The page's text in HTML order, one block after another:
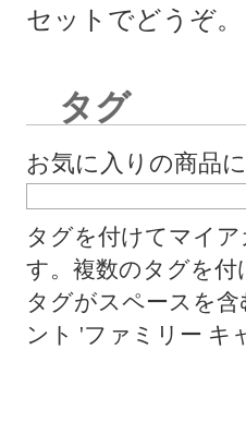
セットでどうぞ。
タグ
お気に入りの商品
タグを付けてマイ
す。複数のタグを
タグがスペースを
ント 'ファミリー キ